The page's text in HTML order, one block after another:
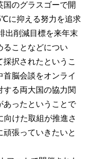
のグラスゴーで開
に抑える努力を追求
出削減目標を来年末
ることなどについ
択されたというこ
脳会談をオンライ
する両大国の協力関
あったということで
向けた取組が推進さ
張っていきたいと